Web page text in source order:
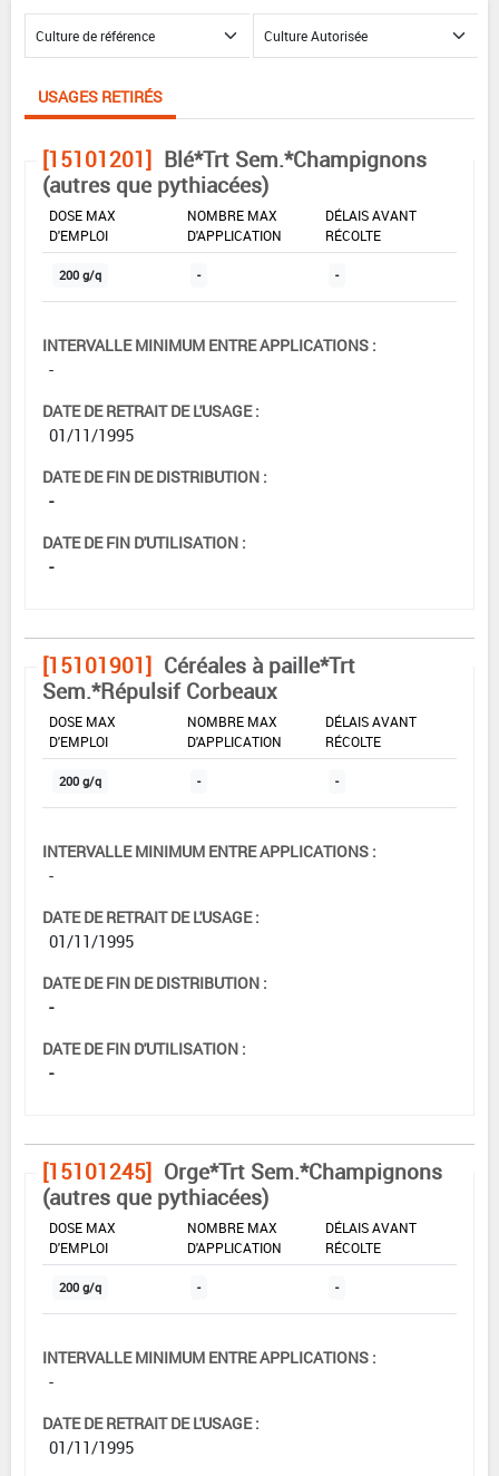
USAGES RETIRÉS
[15101201] Blé*Trt Sem.*Champignons
(autres que pythiacées)
DOSE MAX
D'EMPLOI
NOMBRE MAX
D'APPLICATION
DÉLAIS AVANT
RÉCOLTE
200 g/q - -
INTERVALLE MINIMUM ENTRE APPLICATIONS :
-
DATE DE RETRAIT DE L'USAGE :
01/11/1995
DATE DE FIN DE DISTRIBUTION :
-
DATE DE FIN D'UTILISATION :
-
[15101901] Céréales à paille*Trt
Sem.*Répulsif Corbeaux
DOSE MAX
D'EMPLOI
NOMBRE MAX
D'APPLICATION
DÉLAIS AVANT
RÉCOLTE
200 g/q - -
INTERVALLE MINIMUM ENTRE APPLICATIONS :
-
DATE DE RETRAIT DE L'USAGE :
01/11/1995
DATE DE FIN DE DISTRIBUTION :
-
DATE DE FIN D'UTILISATION :
-
[15101245] Orge*Trt Sem.*Champignons
(autres que pythiacées)
DOSE MAX
D'EMPLOI
NOMBRE MAX
D'APPLICATION
DÉLAIS AVANT
RÉCOLTE
200 g/q - -
INTERVALLE MINIMUM ENTRE APPLICATIONS :
-
DATE DE RETRAIT DE L'USAGE :
01/11/1995